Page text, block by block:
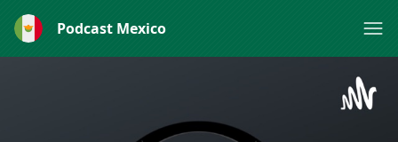
Podcast Mexico